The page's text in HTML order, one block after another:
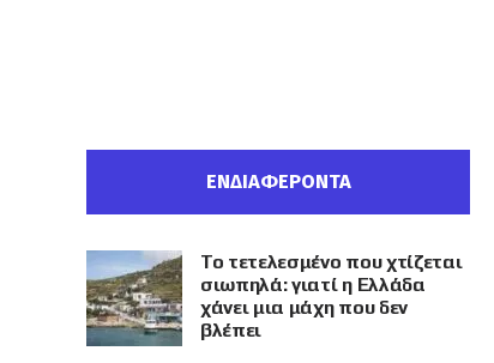
ΕΝΔΙΑΦΕΡΟΝΤΑ
Το τετελεσμένο που χτίζεται
σιωπηλά: γιατί η Ελλάδα
χάνει μια μάχη που δεν
βλέπει